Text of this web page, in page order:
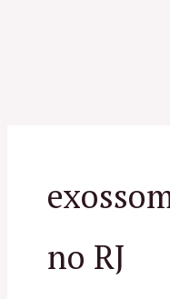
no RJ